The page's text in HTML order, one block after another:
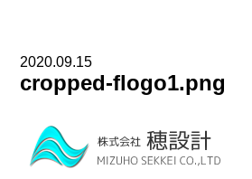
2020.09.15
cropped-flogo1.png